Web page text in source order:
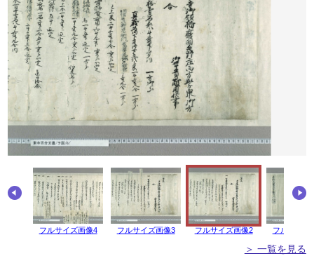
フルサイズ画像4 フルサイズ画像3 フルサイズ画像2 フルサイズ
＞ 一覧を見る